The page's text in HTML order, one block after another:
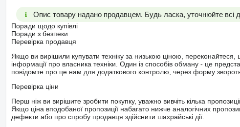
Опис товару надано продавцем. Будь ласка, уточнюйте всі
Поради щодо купівлі
Поради з безпеки
Перевірка продавця
Якщо ви вирішили купувати техніку за низькою ціною,
інформації про власника техніки. Один із способів обману - це
повідомте про це нам для додаткового контролю, через форму
Перевірка ціни
Перш ніж ви вирішите зробити покупку, уважно вивчіть кілька
Якщо ціна вподобаної пропозиції набагато нижче аналогічних
дефекти або про спробу продавця здійснити шахрайські дії.